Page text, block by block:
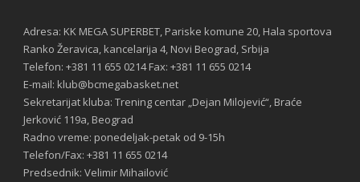
Adresa: KK MEGA SUPERBET, Pariske komune 20, Hala sportova
Ranko Žeravica, kancelarija 4, Novi Beograd, Srbija
Telefon: +381 11 655 0214 Fax: +381 11 655 0214
E-mail: klub@bcmegabasket.net
Sekretarijat kluba: Trening centar „Dejan Milojević“, Braće
Jerković 119a, Beograd
Radno vreme: ponedeljak-petak od 9-15h
Telefon/Fax: +381 11 655 0214
Predsednik: Velimir Mihailović